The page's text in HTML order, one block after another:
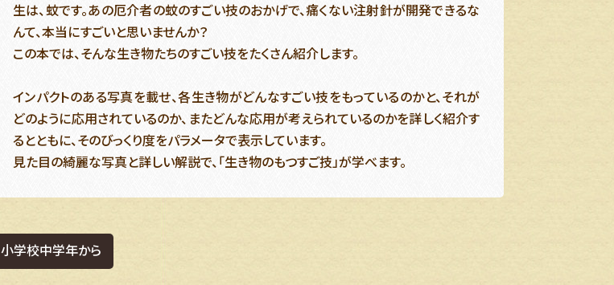
生は、蚊です。あの厄介者の蚊のすごい技のおかげで、痛くない注射針が開発できるな
んて、本当にすごいと思いませんか？
この本では、そんな生き物たちのすごい技をたくさん紹介します。
インパクトのある写真を載せ、各生き物がどんなすごい技をもっているのかと、それが
どのように応用されているのか、またどんな応用が考えられているのかを詳しく紹介す
るとともに、そのびっくり度をパラメータで表示しています。
見た目の綺麗な写真と詳しい解説で、「生き物のもつすご技」が学べます。
小学校中学年から